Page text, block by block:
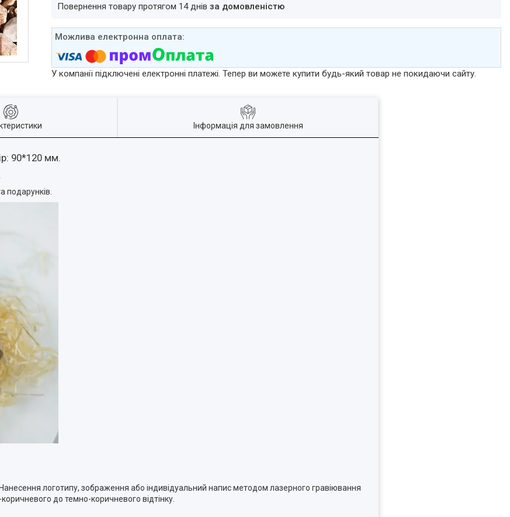
повернення товару протягом 14 днівза домовленістю
У компанії підключені електронні платежі. Тепер ви можете купити будь-який товар не покидаючи сайту.
Інформація для замовлення
90*120 мм.
подарунків.
логотипу, зображення або індивідуальний напис методом лазерного гравіювання
до темно-коричневого відтінку.